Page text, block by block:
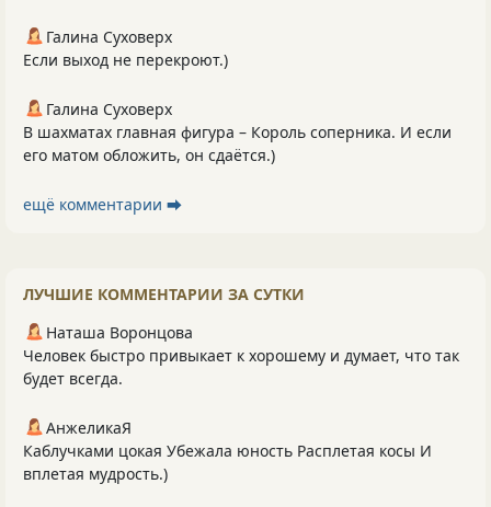
Галина Суховерх
Если выход не перекроют.)
Галина Суховерх
В шахматах главная фигура – Король соперника. И если
его матом обложить, он сдаётся.)
ещё комментарии ⮕
ЛУЧШИЕ КОММЕНТАРИИ ЗА СУТКИ
Наташа Воронцова
Человек быстро привыкает к хорошему и думает, что так
будет всегда.
АнжеликаЯ
Каблучками цокая Убежала юность Расплетая косы И
вплетая мудрость.)